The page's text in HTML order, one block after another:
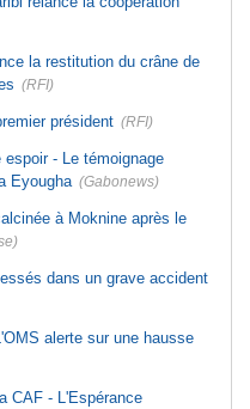
la restitution du crâne de
(RFI)
président (RFI)
espoir - Le témoignage
Eyougha (Gabonews)
à Moknine après le
dans un grave accident
alerte sur une hausse
CAF - L'Espérance